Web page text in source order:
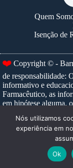
Quem
Isenção de
❤️ Copyright © -
de responsabilidade:
informativo e
Farmacêutico, as
em hipótese alguma,
médico ou adie a
neste site. Para
consulte sempre um
Nós utilizamos
experiência em
Ok